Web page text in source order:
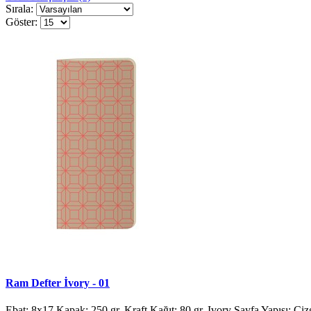
Sırala:
Göster:
Ram Defter İvory - 01